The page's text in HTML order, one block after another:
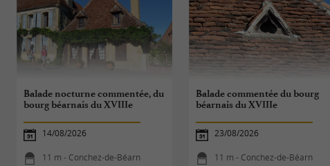
Balade nocturne commentée, du
bourg béarnais du XVIIIe
14/08/2026
11 m - Conchez-de-Béarn
Balade commentée du bourg
béarnais du XVIIIe
23/08/2026
11 m - Conchez-de-Béarn